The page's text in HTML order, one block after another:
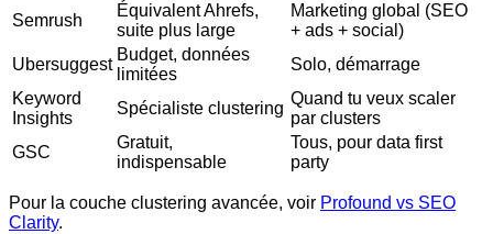
Semrush
Équivalent Ahrefs,
suite plus large
Marketing global (SEO
+ ads + social)
Ubersuggest
Budget, données
limitées
Solo, démarrage
Keyword
Insights
Spécialiste clustering
Quand tu veux scaler
par clusters
GSC
Gratuit,
indispensable
Tous, pour data first
party
Pour la couche clustering avancée, voir Profound vs SEO
Clarity.